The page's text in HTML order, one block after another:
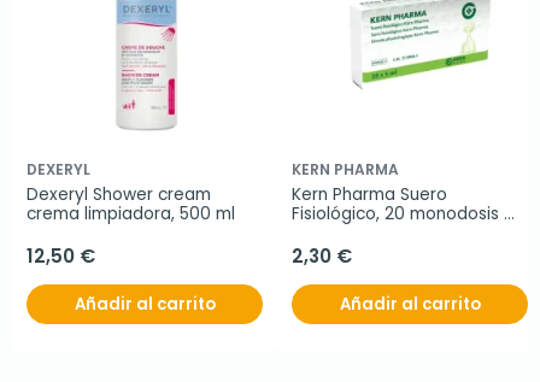
DEXERYL
Dexeryl Shower cream
crema limpiadora, 500 ml
12,50 €
Añadir al carrito
KERN PHARMA
Kern Pharma Suero
Fisiológico, 20 monodosis
2,30 €
Añadir al carrito